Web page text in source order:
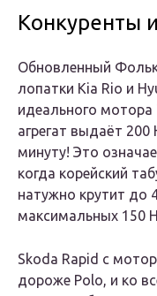
Конкуренты
Обновленный
лопатки Kia Rio и
идеального мотора
агрегат выдаёт
минуту! Это
когда корейский
натужно крутит до
максимальных 150
Skoda Rapid с
дороже Polo, и ко